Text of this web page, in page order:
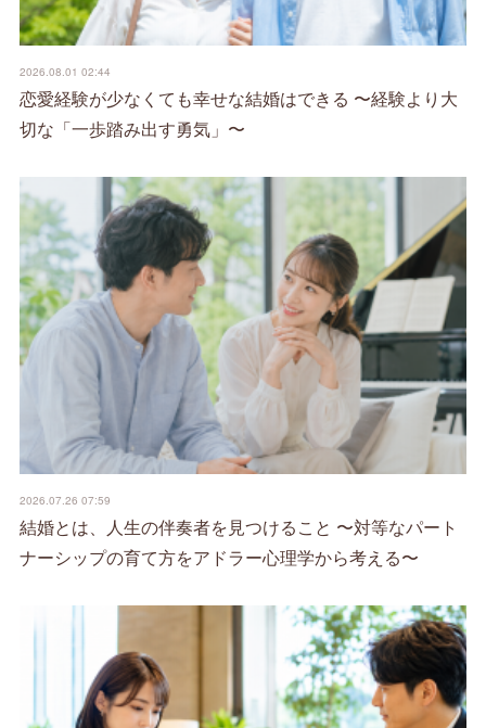
2026.08.01 02:44
恋愛経験が少なくても幸せな結婚はできる 〜経験より大
切な「一歩踏み出す勇気」〜
2026.07.26 07:59
結婚とは、人生の伴奏者を見つけること 〜対等なパート
ナーシップの育て方をアドラー心理学から考える〜